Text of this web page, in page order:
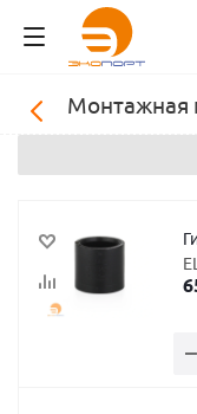
Монтажная